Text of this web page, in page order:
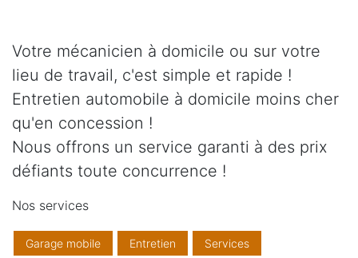
Votre mécanicien à domicile ou sur votre
lieu de travail, c'est simple et rapide !
Entretien automobile à domicile moins cher
qu'en concession !
Nous offrons un service garanti à des prix
défiants toute concurrence !
Nos services
Garage mobile Entretien Services